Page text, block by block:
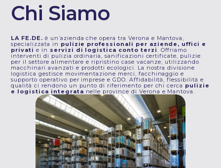
Chi Siamo
LA FE.DE. è un’azienda che opera tra Verona e Mantova,
specializzata in pulizie professionali per aziende, uffici e
privati e in servizi di logistica conto terzi. Offriamo
interventi di pulizia ordinaria, sanificazioni certificate, pulizie
per il settore alimentare e ripristino case vacanze, utilizzando
macchinari avanzati e prodotti ecologici. La nostra divisione
logistica gestisce movimentazione merci, facchinaggio e
supporto operativo per imprese e GDO. Affidabilità, flessibilità e
qualità ci rendono un punto di riferimento per chi cerca pulizie
e logistica integrata nelle province di Verona e Mantova.